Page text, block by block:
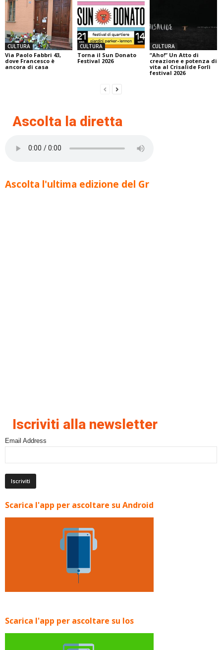
CULTURA
Via Paolo Fabbri 43,
dove Francesco è
ancora di casa
CULTURA
Torna il Sun Donato
Festival 2026
CULTURA
“Aho!” Un Atto di
creazione e potenza di
vita al Crisalide Forlì
festival 2026
Ascolta la diretta
Ascolta l'ultima edizione del Gr
Iscriviti alla newsletter
Email Address
Scarica l'app per ascoltare su Android
Scarica l'app per ascoltare su Ios